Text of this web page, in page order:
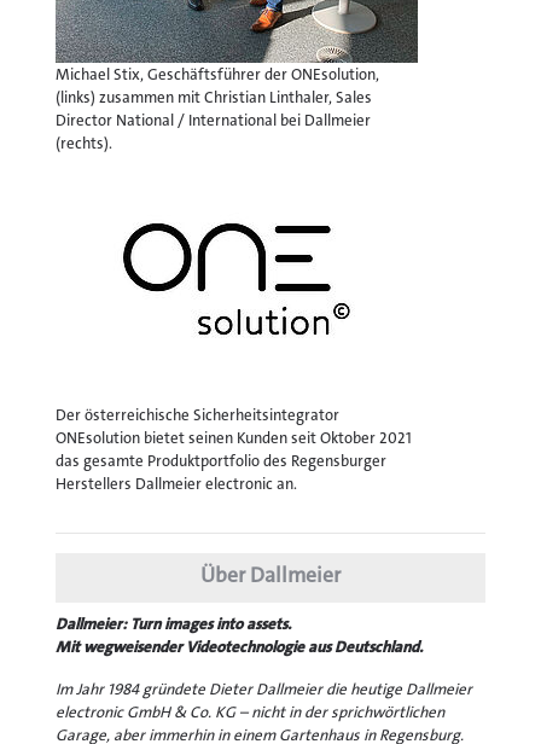
Michael Stix, Geschäftsführer der ONEsolution,
(links) zusammen mit Christian Linthaler, Sales
Director National / International bei Dallmeier
(rechts).
Der österreichische Sicherheitsintegrator
ONEsolution bietet seinen Kunden seit Oktober 2021
das gesamte Produktportfolio des Regensburger
Herstellers Dallmeier electronic an.
Über Dallmeier
Dallmeier: Turn images into assets.
Mit wegweisender Videotechnologie aus Deutschland.
Im Jahr 1984 gründete Dieter Dallmeier die heutige Dallmeier
electronic GmbH & Co. KG – nicht in der sprichwörtlichen
Garage, aber immerhin in einem Gartenhaus in Regensburg.